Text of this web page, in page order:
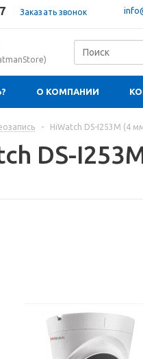
Заказать звонок
О КОМПАНИИ
- HiWatch DS-I253M (4
DS-